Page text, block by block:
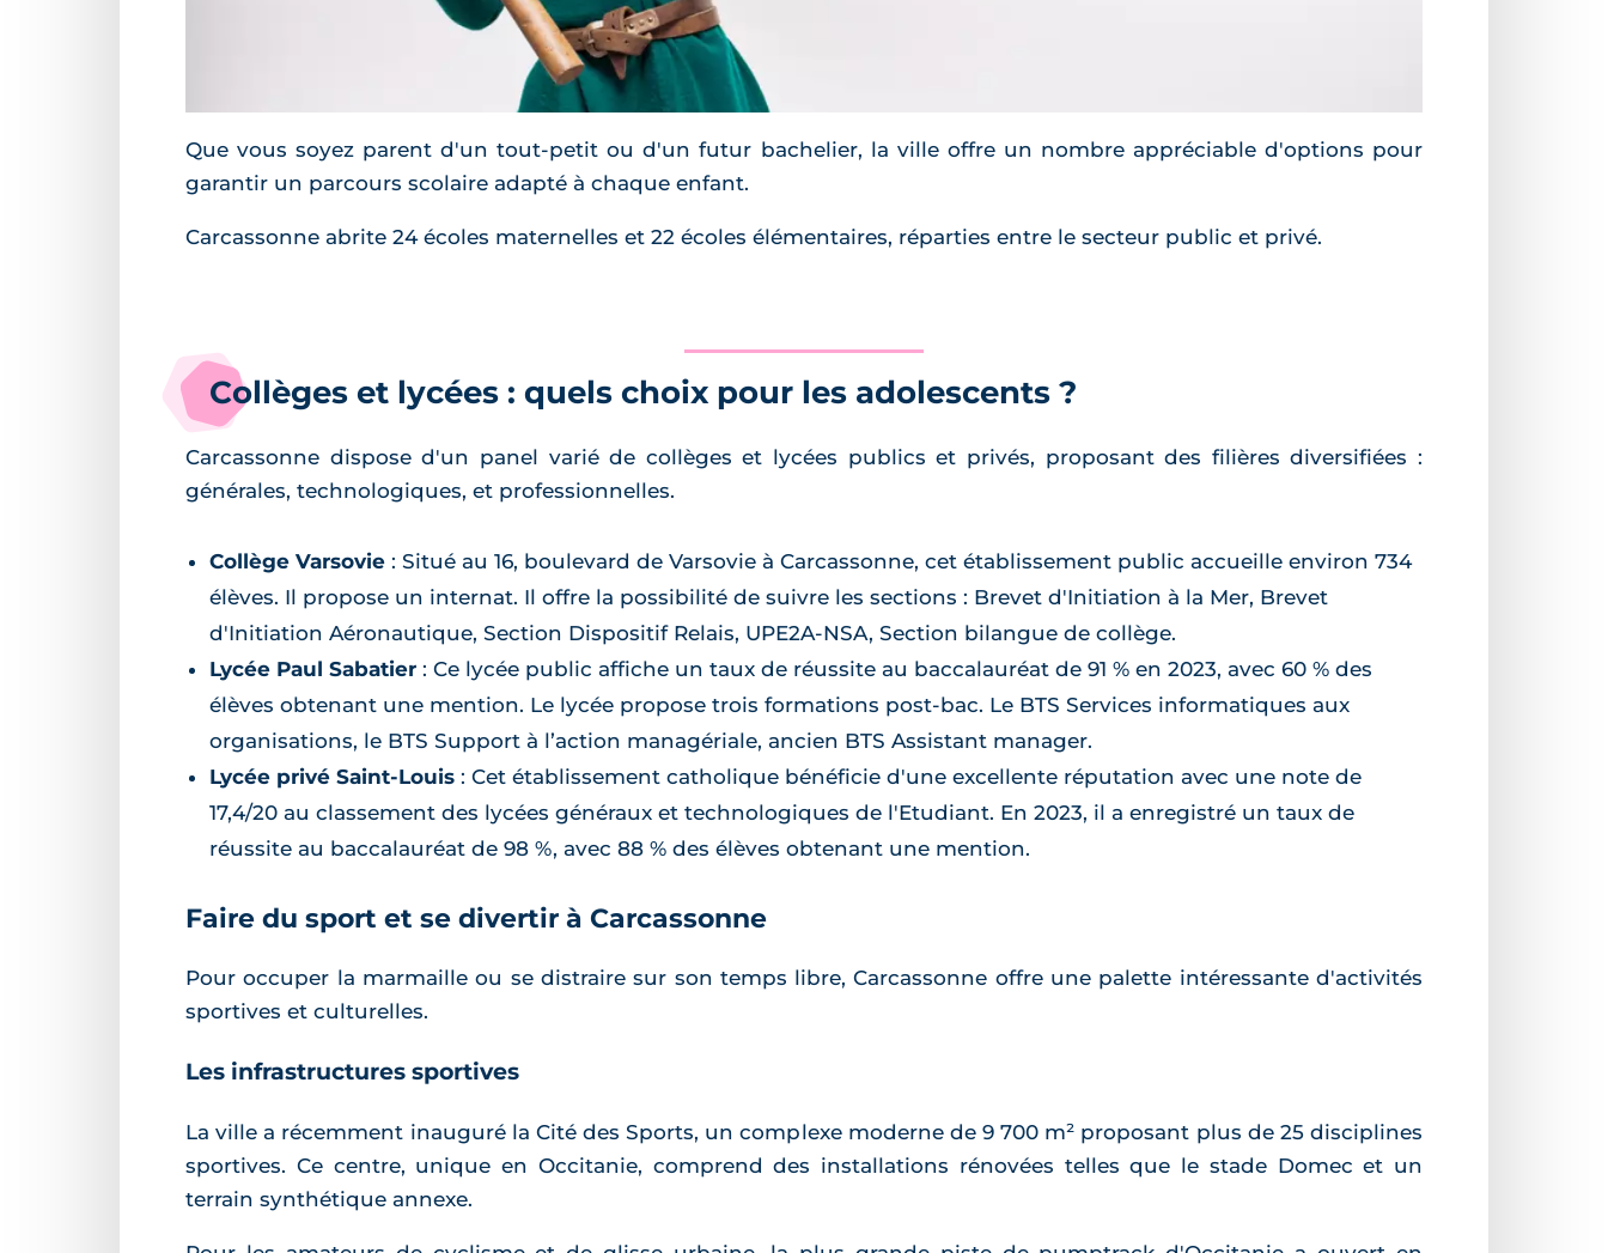
Que vous soyez parent d'un tout-petit ou d'un futur bachelier, la ville offre un nombre appréciable d'options pour
garantir un parcours scolaire adapté à chaque enfant.
Carcassonne abrite 24 écoles maternelles et 22 écoles élémentaires, réparties entre le secteur public et privé.
Collèges et lycées : quels choix pour les adolescents ?
Carcassonne dispose d'un panel varié de collèges et lycées publics et privés, proposant des filières diversifiées :
générales, technologiques, et professionnelles.
Collège Varsovie : Situé au 16, boulevard de Varsovie à Carcassonne, cet établissement public accueille environ 734
élèves. Il propose un internat. Il offre la possibilité de suivre les sections : Brevet d'Initiation à la Mer, Brevet
d'Initiation Aéronautique, Section Dispositif Relais, UPE2A-NSA, Section bilangue de collège.
Lycée Paul Sabatier : Ce lycée public affiche un taux de réussite au baccalauréat de 91 % en 2023, avec 60 % des
élèves obtenant une mention. Le lycée propose trois formations post-bac. Le BTS Services informatiques aux
organisations, le BTS Support à l’action managériale, ancien BTS Assistant manager.
Lycée privé Saint-Louis : Cet établissement catholique bénéficie d'une excellente réputation avec une note de
17,4/20 au classement des lycées généraux et technologiques de l'Etudiant. En 2023, il a enregistré un taux de
réussite au baccalauréat de 98 %, avec 88 % des élèves obtenant une mention.
Faire du sport et se divertir à Carcassonne
Pour occuper la marmaille ou se distraire sur son temps libre, Carcassonne offre une palette intéressante d'activités
sportives et culturelles.
Les infrastructures sportives
La ville a récemment inauguré la Cité des Sports, un complexe moderne de 9 700 m² proposant plus de 25 disciplines
sportives. Ce centre, unique en Occitanie, comprend des installations rénovées telles que le stade Domec et un
terrain synthétique annexe.